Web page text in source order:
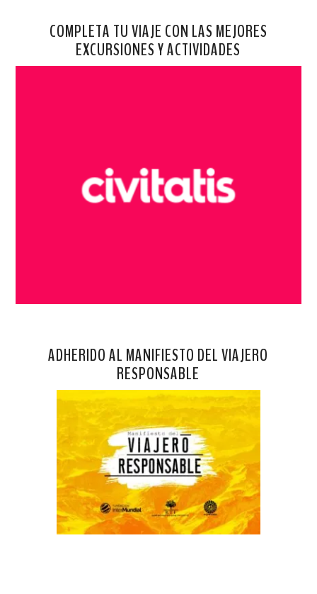
COMPLETA TU VIAJE CON LAS MEJORES
EXCURSIONES Y ACTIVIDADES
ADHERIDO AL MANIFIESTO DEL VIAJERO
RESPONSABLE